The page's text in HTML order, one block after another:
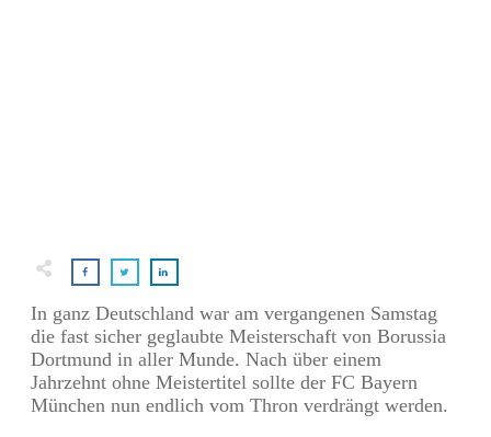
In ganz Deutschland war am vergangenen Samstag
die fast sicher geglaubte Meisterschaft von Borussia
Dortmund in aller Munde. Nach über einem
Jahrzehnt ohne Meistertitel sollte der FC Bayern
München nun endlich vom Thron verdrängt werden.